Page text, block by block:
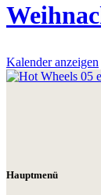
Kalender anzeigen
Hauptmenü